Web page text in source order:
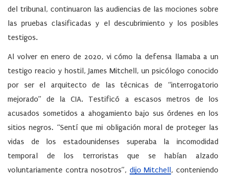
del tribunal, continuaron las audiencias de las mociones sobre
las pruebas clasificadas y el descubrimiento y los posibles
testigos.
Al volver en enero de 2020, vi cómo la defensa llamaba a un
testigo reacio y hostil, James Mitchell, un psicólogo conocido
por ser el arquitecto de las técnicas de “interrogatorio
mejorado” de la CIA. Testificó a escasos metros de los
acusados sometidos a ahogamiento bajo sus órdenes en los
sitios negros. “Sentí que mi obligación moral de proteger las
vidas de los estadounidenses superaba la incomodidad
temporal de los terroristas que se habían alzado
voluntariamente contra nosotros”, dijo Mitchell, conteniendo